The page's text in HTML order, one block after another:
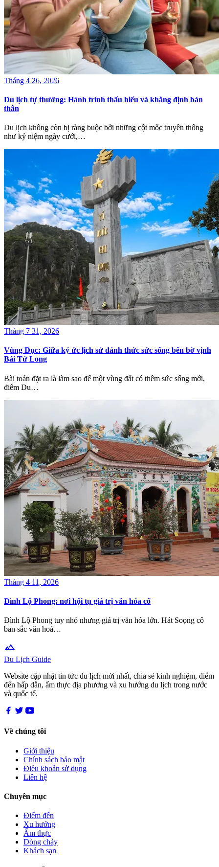
Tháng 4 26, 2026
Du lịch tự thưởng: Hành trình thấu hiểu và khẳng định bản
thân
Du lịch không còn bị ràng buộc bởi những cột mốc truyền thống
như kỷ niệm ngày cưới,…
Tháng 7 31, 2026
Vũng Đục: Giữa ký ức lịch sử đánh thức sức sống bên bờ vịnh
Bái Tử Long
Bài toán đặt ra là làm sao để một vùng đất có thêm sức sống mới,
điểm Du…
Tháng 4 11, 2026
Đình Lộ Phong: nơi hội tụ giá trị văn hóa cổ
Đình Lộ Phong tuy nhỏ nhưng giá trị văn hóa lớn. Hát Soọng cô
bản sắc văn hoá…
terrain
Du Lịch Guide
Website cập nhật tin tức du lịch mới nhất, chia sẻ kinh nghiệm, điểm
đến hấp dẫn, ẩm thực địa phương và xu hướng du lịch trong nước
và quốc tế.
Về chúng tôi
Giới thiệu
Chính sách bảo mật
Điều khoản sử dụng
Liên hệ
Chuyên mục
Điểm đến
Xu hướng
Ẩm thực
Dòng chảy
Khách sạn